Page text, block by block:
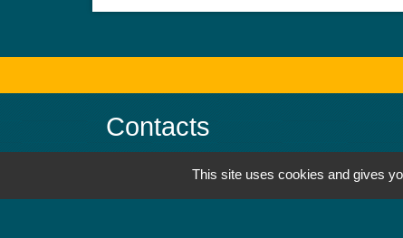
Contacts
Mairie de Jebsheim
1 place Saint Martin
This site uses cookies and gives